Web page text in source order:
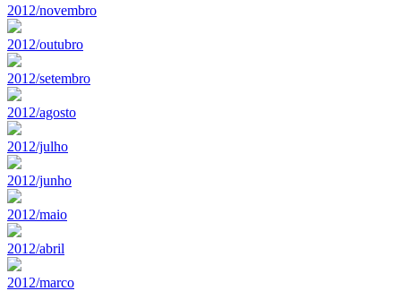
2012/novembro
2012/outubro
2012/setembro
2012/agosto
2012/julho
2012/junho
2012/maio
2012/abril
2012/marco